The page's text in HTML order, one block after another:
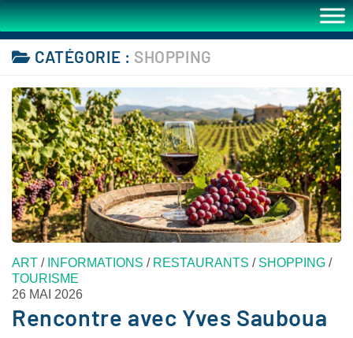
CATÉGORIE : SHOPPING
ART / INFORMATIONS / RESTAURANTS / SHOPPING /
TOURISME
26 MAI 2026
Rencontre avec Yves Sauboua